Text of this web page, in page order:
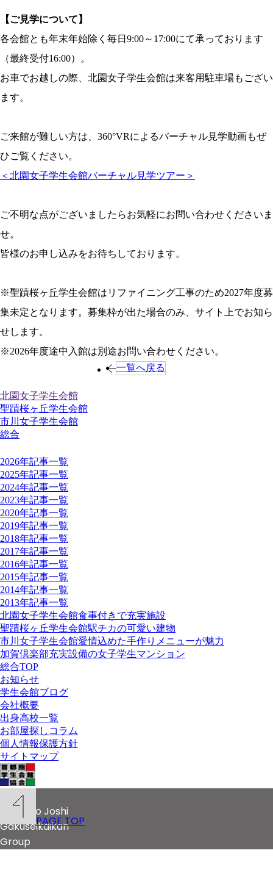
【ご見学について】
各会館とも年末年始除く毎日9:00～17:00にて承っております
（最終受付16:00）。
お車でお越しの際、北園女子学生会館は来客用駐車場もござい
ます。
ご来館が難しい方は、360°VRによるバーチャル見学動画もぜ
ひご覧ください。
＜北園女子学生会館バーチャル見学ツアー＞
ご不明な点がございましたらお気軽にお問い合わせくださいま
せ。
皆様のお申し込みをお待ちしております。
※聖蹟桜ヶ丘学生会館はリファイニング工事のため2027年度募
集未定となります。募集枠が出た場合のみ、サイト上でお知ら
せします。
※2026年度途中入館は別途お問い合わせください。
page一覧へ戻る
北園女子学生会館
聖蹟桜ヶ丘学生会館
市川女子学生会館
総合
2026年記事一覧
2025年記事一覧
2024年記事一覧
2023年記事一覧
2020年記事一覧
2019年記事一覧
2018年記事一覧
2017年記事一覧
2016年記事一覧
2015年記事一覧
2014年記事一覧
2013年記事一覧
北園女子学生会館食事付きで充実施設
聖蹟桜ヶ丘学生会館駅チカの可愛い建物
市川女子学生会館愛情込めた手作りメニューが魅力
加賀倶楽部充実設備の女子学生マンション
総合TOP
お知らせ
学生会館ブログ
会社概要
出身高校一覧
お部屋探しコラム
個人情報保護方針
サイトマップ
PAGE TOP
© 2020
Kitazono Joshi
Gakuseikaikan
Group